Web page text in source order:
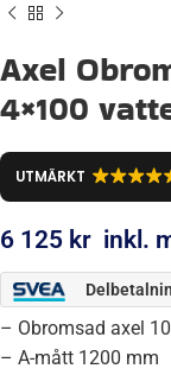
Axel
4×100
UTMÄRKT
6 125 kr inkl.
– Obromsad axel
– A-mått 1200 mm